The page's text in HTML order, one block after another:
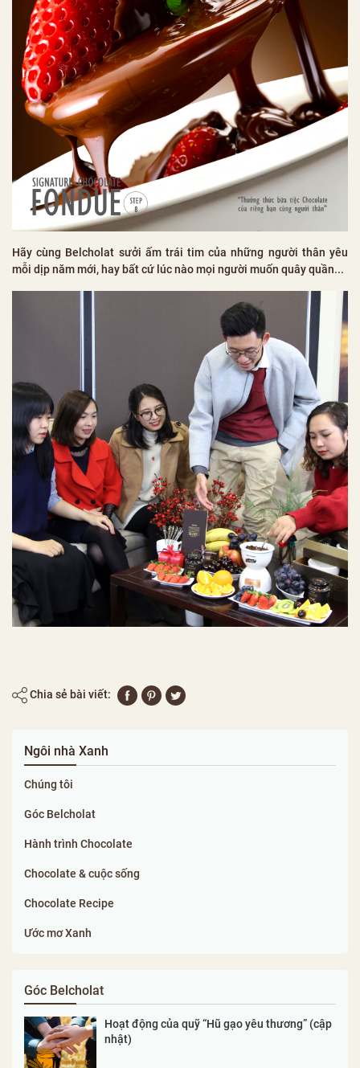
Hãy cùng Belcholat sưởi ấm trái tim của những người thân yêu
mỗi dịp năm mới, hay bất cứ lúc nào mọi người muốn quây quần...
Chia sẻ bài viết:
Ngôi nhà Xanh
Chúng tôi
Góc Belcholat
Hành trình Chocolate
Chocolate & cuộc sống
Chocolate Recipe
Ước mơ Xanh
Góc Belcholat
Hoạt động của quỹ “Hũ gạo yêu thương” (cập
nhật)